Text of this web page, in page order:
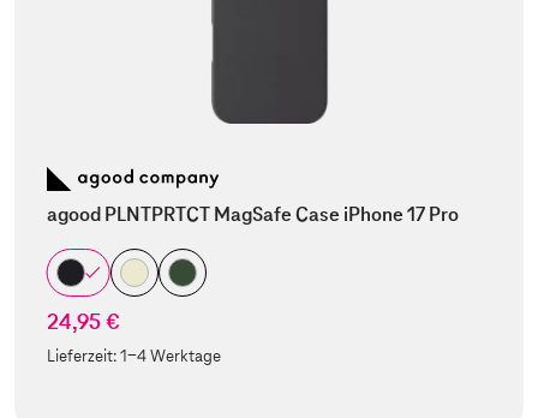
agood PLNTPRTCT MagSafe Case iPhone 17 Pro
24,95 €
Lieferzeit:1-4 Werktage